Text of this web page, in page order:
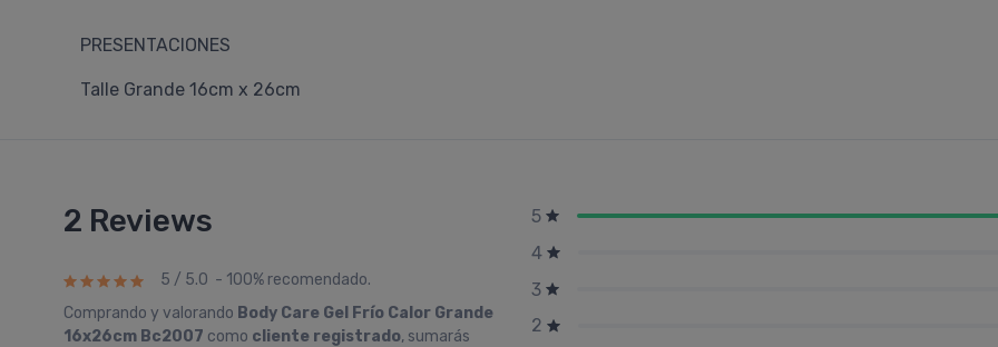
PRESENTACIONES
Talle Grande 16cm x 26cm
2 Reviews
5 / 5.0 - 100% recomendado.
Comprando y valorando Body Care Gel Frí­o Calor Grande
16x26cm Bc2007 como cliente registrado, sumarás
5
4
3
2